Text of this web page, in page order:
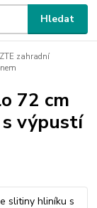
Hledat
zahradní
72 cm
výpustí